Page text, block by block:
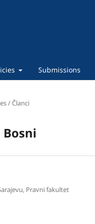
Submissions
/ Članci
Pravni fakultet